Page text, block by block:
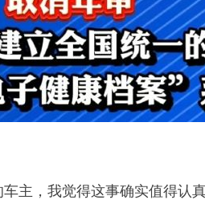
主，我觉得这事确实值得认真